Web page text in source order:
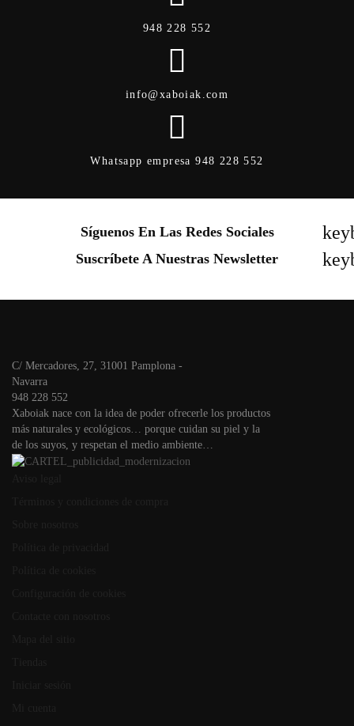
948 228 552
info@xaboiak.com
Whatsapp empresa 948 228 552
Síguenos En Las Redes Sociales
Suscríbete A Nuestras Newsletter
C/ Mercadores, 27, 31001 Pamplona -
Navarra
948 228 552
Xaboiak nace con la idea de poder ofrecerle los productos
más naturales y ecológicos… porque cuidan su piel y la
de los suyos, y respetan el medio ambiente…